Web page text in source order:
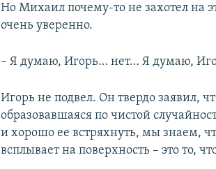
Но Михаил почему-то не захотел на
очень уверенно.
– Я думаю, Игорь… нет… Я думаю,
Игорь не подвел. Он твердо заявил,
образовавшаяся по чистой
и хорошо ее встряхнуть, мы знаем,
всплывает на поверхность – это то,